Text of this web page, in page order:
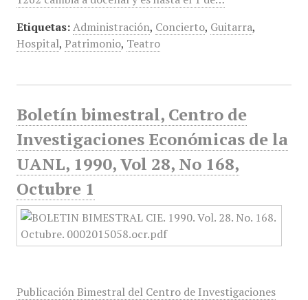
Etiquetas: Administración, Concierto, Guitarra,
Hospital, Patrimonio, Teatro
Boletín bimestral, Centro de
Investigaciones Económicas de la
UANL, 1990, Vol 28, No 168,
Octubre 1
Publicación Bimestral del Centro de Investigaciones